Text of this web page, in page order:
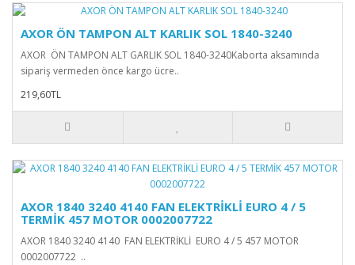
AXOR ÖN TAMPON ALT KARLIK SOL 1840-3240
AXOR ÖN TAMPON ALT GARLIK SOL 1840-3240Kaborta aksamında
sipariş vermeden önce kargo ücre..
219,60TL
AXOR 1840 3240 4140 FAN ELEKTRİKLİ EURO 4 / 5
TERMİK 457 MOTOR 0002007722
AXOR 1840 3240 4140 FAN ELEKTRİKLİ EURO 4 / 5 457 MOTOR
0002007722 ..